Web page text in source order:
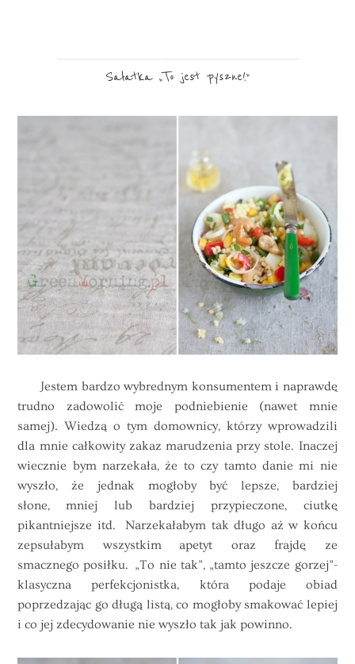
Sałatka „To jest pyszne!”
Jestem bardzo wybrednym konsumentem i naprawdę
trudno zadowolić moje podniebienie (nawet mnie
samej). Wiedzą o tym domownicy, którzy wprowadzili
dla mnie całkowity zakaz marudzenia przy stole. Inaczej
wiecznie bym narzekała, że to czy tamto danie mi nie
wyszło, że jednak mogłoby być lepsze, bardziej
słone, mniej lub bardziej przypieczone, ciutkę
pikantniejsze itd. Narzekałabym tak długo aż w końcu
zepsułabym wszystkim apetyt oraz frajdę ze
smacznego posiłku. „To nie tak”, „tamto jeszcze gorzej”-
klasyczna perfekcjonistka, która podaje obiad
poprzedzając go długą listą, co mogłoby smakować lepiej
i co jej zdecydowanie nie wyszło tak jak powinno.